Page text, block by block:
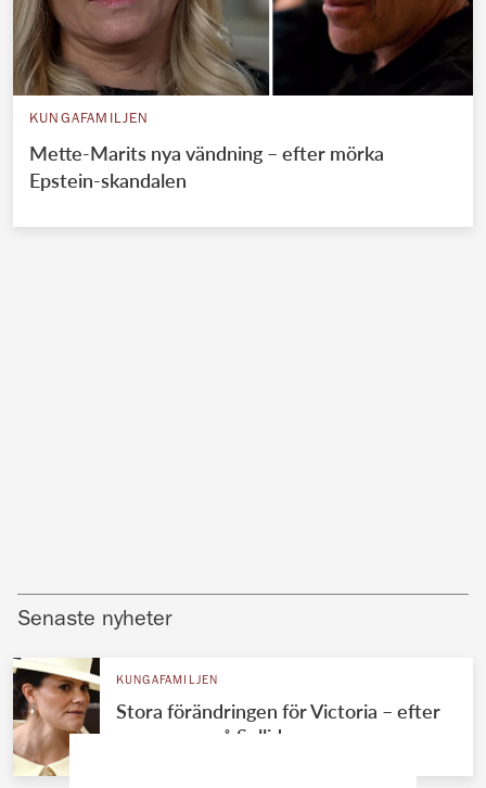
KUNGAFAMILJEN
Mette-Marits nya vändning – efter mörka
Epstein-skandalen
Senaste nyheter
KUNGAFAMILJEN
Stora förändringen för Victoria – efter
sommaren på Solliden